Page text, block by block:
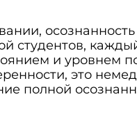
студентов,
и уровнем
это
полной